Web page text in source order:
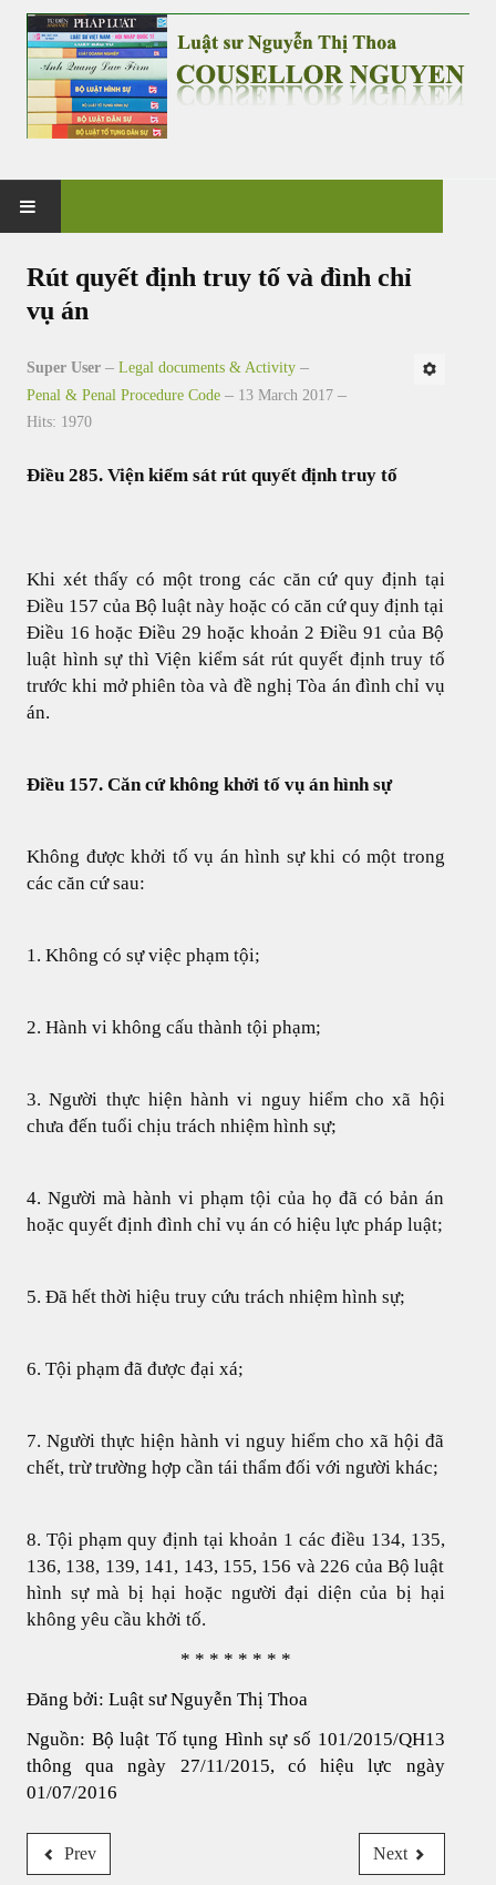
PRACTICE
G&V CO., LTD
NEWS & EVENT
CASES & CLIENTS
ANH QUANG LAW FIRM
Rút quyết định truy tố và đình chỉ
vụ án
Super User
Legal documents & Activity
Penal & Penal Procedure Code
13 March 2017
Hits: 1970
Điều 285. Viện kiểm sát rút quyết định truy tố
Khi xét thấy có một trong các căn cứ quy định tại
Điều 157 của Bộ luật này hoặc có căn cứ quy định tại
Điều 16 hoặc Điều 29 hoặc khoản 2 Điều 91 của Bộ
luật hình sự thì Viện kiểm sát rút quyết định truy tố
trước khi mở phiên tòa và đề nghị Tòa án đình chỉ vụ
án.
Điều 157. Căn cứ không khởi tố vụ án hình sự
Không được khởi tố vụ án hình sự khi có một trong
các căn cứ sau:
1. Không có sự việc phạm tội;
2. Hành vi không cấu thành tội phạm;
3. Người thực hiện hành vi nguy hiểm cho xã hội
chưa đến tuổi chịu trách nhiệm hình sự;
4. Người mà hành vi phạm tội của họ đã có bản án
hoặc quyết định đình chỉ vụ án có hiệu lực pháp luật;
5. Đã hết thời hiệu truy cứu trách nhiệm hình sự;
6. Tội phạm đã được đại xá;
7. Người thực hiện hành vi nguy hiểm cho xã hội đã
chết, trừ trường hợp cần tái thẩm đối với người khác;
8. Tội phạm quy định tại khoản 1 các điều 134, 135,
136, 138, 139, 141, 143, 155, 156 và 226 của Bộ luật
hình sự mà bị hại hoặc người đại diện của bị hại
không yêu cầu khởi tố.
* * * * * * * *
Đăng bởi: Luật sư Nguyễn Thị Thoa
Nguồn: Bộ luật Tố tụng Hình sự số 101/2015/QH13
thông qua ngày 27/11/2015, có hiệu lực ngày
01/07/2016
Prev Next